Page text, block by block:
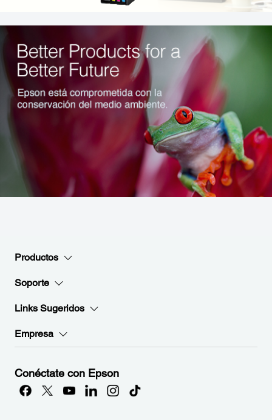
Productos
Soporte
Links Sugeridos
Empresa
Conéctate con Epson